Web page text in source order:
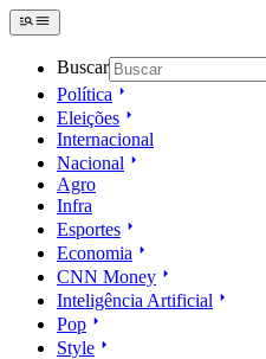
Buscar
Política
Eleições
Internacional
Nacional
Agro
Infra
Esportes
Economia
CNN Money
Inteligência Artificial
Pop
Style